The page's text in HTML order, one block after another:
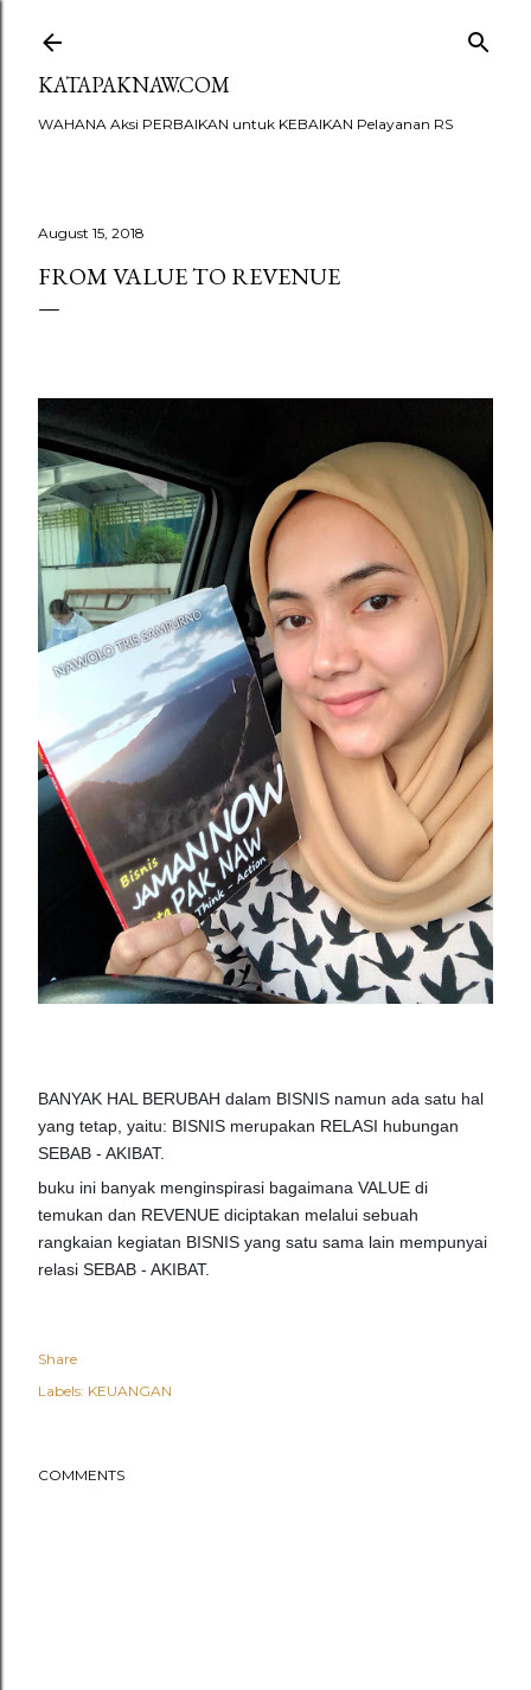
KATAPAKNAW.COM
WAHANA Aksi PERBAIKAN untuk KEBAIKAN Pelayanan RS
August 15, 2018
FROM VALUE TO REVENUE
BANYAK HAL BERUBAH dalam BISNIS namun ada satu hal
yang tetap, yaitu: BISNIS merupakan RELASI hubungan
SEBAB - AKIBAT.
buku ini banyak menginspirasi bagaimana VALUE di
temukan dan REVENUE diciptakan melalui sebuah
rangkaian kegiatan BISNIS yang satu sama lain mempunyai
relasi SEBAB - AKIBAT.
Share
Labels: KEUANGAN
COMMENTS